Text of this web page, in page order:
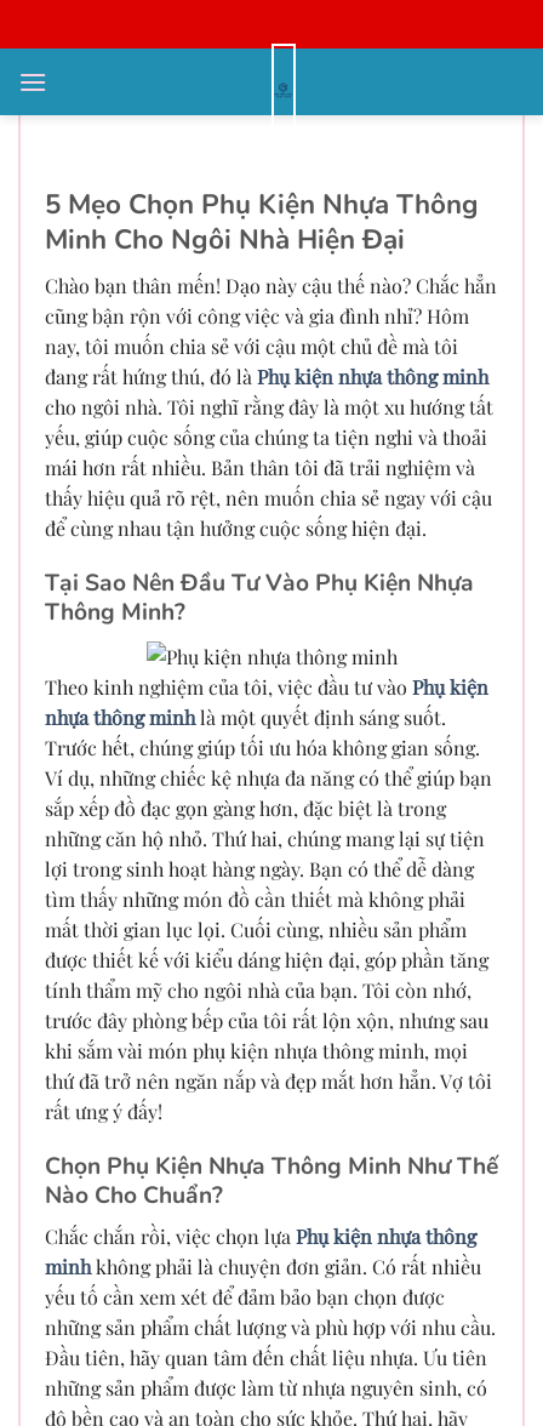
qua
nội
Phụ kiện nhựa thông minh cho
5 Mẹo Chọn Phụ Kiện Nhựa Thông
Minh Cho Ngôi Nhà Hiện Đại
Chào bạn thân mến! Dạo này cậu thế nào? Chắc hẳn
cũng bận rộn với công việc và gia đình nhỉ? Hôm
nay, tôi muốn chia sẻ với cậu một chủ đề mà tôi
đang rất hứng thú, đó là Phụ kiện nhựa thông minh
cho ngôi nhà. Tôi nghĩ rằng đây là một xu hướng tất
yếu, giúp cuộc sống của chúng ta tiện nghi và thoải
mái hơn rất nhiều. Bản thân tôi đã trải nghiệm và
thấy hiệu quả rõ rệt, nên muốn chia sẻ ngay với cậu
để cùng nhau tận hưởng cuộc sống hiện đại.
Tại Sao Nên Đầu Tư Vào Phụ Kiện Nhựa
Thông Minh?
Theo kinh nghiệm của tôi, việc đầu tư vào Phụ kiện
nhựa thông minhlà một quyết định sáng suốt.
Trước hết, chúng giúp tối ưu hóa không gian sống.
Ví dụ, những chiếc kệ nhựa đa năng có thể giúp bạn
sắp xếp đồ đạc gọn gàng hơn, đặc biệt là trong
những căn hộ nhỏ. Thứ hai, chúng mang lại sự tiện
lợi trong sinh hoạt hàng ngày. Bạn có thể dễ dàng
tìm thấy những món đồ cần thiết mà không phải
mất thời gian lục lọi. Cuối cùng, nhiều sản phẩm
được thiết kế với kiểu dáng hiện đại, góp phần tăng
tính thẩm mỹ cho ngôi nhà của bạn. Tôi còn nhớ,
trước đây phòng bếp của tôi rất lộn xộn, nhưng sau
khi sắm vài món phụ kiện nhựa thông minh, mọi
thứ đã trở nên ngăn nắp và đẹp mắt hơn hẳn. Vợ tôi
rất ưng ý đấy!
Chọn Phụ Kiện Nhựa Thông Minh Như Thế
Nào Cho Chuẩn?
Chắc chắn rồi, việc chọn lựaPhụ kiện nhựa thông
minhkhông phải là chuyện đơn giản. Có rất nhiều
yếu tố cần xem xét để đảm bảo bạn chọn được
những sản phẩm chất lượng và phù hợp với nhu cầu.
Đầu tiên, hãy quan tâm đến chất liệu nhựa. Ưu tiên
những sản phẩm được làm từ nhựa nguyên sinh, có
độ bền cao và an toàn cho sức khỏe. Thứ hai, hãy